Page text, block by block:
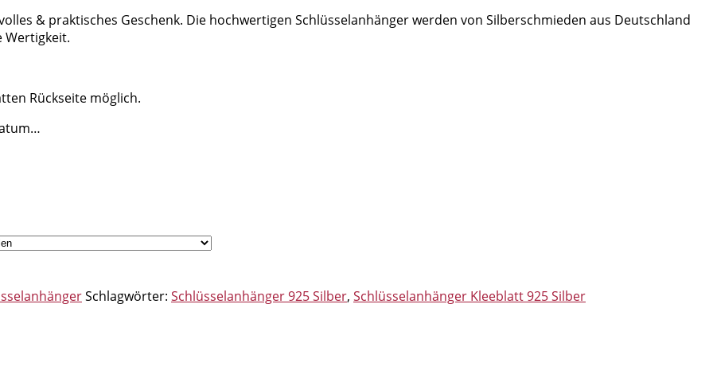
& praktisches Geschenk. Die hochwertigen Schlüsselanhänger werden von Silberschmieden aus Deutschland
Wertigkeit.
Rückseite möglich.
Schlagwörter: Schlüsselanhänger 925 Silber, Schlüsselanhänger Kleeblatt 925 Silber